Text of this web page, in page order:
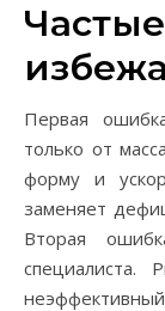
Первая
только от
форму и
заменяет
Вторая
специалиста.